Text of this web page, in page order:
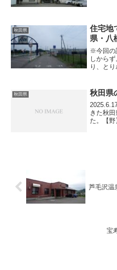
かった
秋田県
住宅地
県・八
※今回の
しから
り、と
りを趣味
ら北海
秋田県 秋田県
きた秋
た。【
芦毛沢温
宝